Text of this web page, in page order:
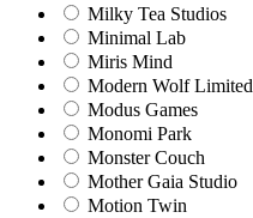
Milky Tea Studios
Minimal Lab
Miris Mind
Modern Wolf Limited
Modus Games
Monomi Park
Monster Couch
Mother Gaia Studio
Motion Twin